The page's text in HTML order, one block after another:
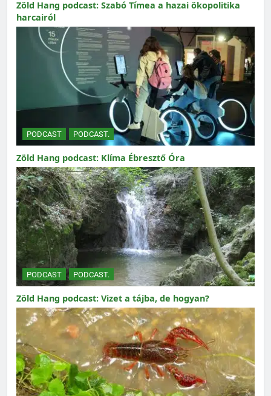
Zöld Hang podcast: Szabó Tímea a hazai ökopolitika
harcairól
PODCAST PODCAST.
Zöld Hang podcast: Klíma Ébresztő Óra
PODCAST PODCAST.
Zöld Hang podcast: Vizet a tájba, de hogyan?